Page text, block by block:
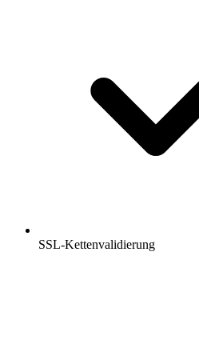
SSL-Kettenvalidierung